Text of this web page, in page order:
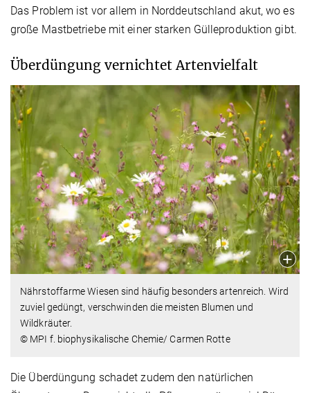
Das Problem ist vor allem in Norddeutschland akut, wo es
große Mastbetriebe mit einer starken Gülleproduktion gibt.
Überdüngung vernichtet Artenvielfalt
Nährstoffarme Wiesen sind häufig besonders artenreich. Wird
zuviel gedüngt, verschwinden die meisten Blumen und
Wildkräuter.
© MPI f. biophysikalische Chemie/ Carmen Rotte
Die Überdüngung schadet zudem den natürlichen